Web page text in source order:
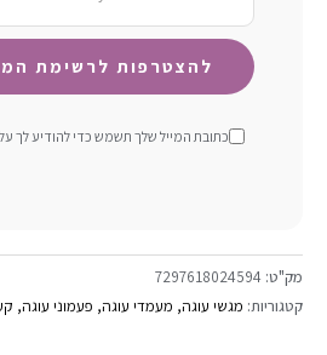
כתובת המייל שלך תשמש כדי להודיע ​​לך על
מק"ט: 7297618024594
קטגוריות: מגשי עוגה, מעמדי עוגה, פעמוני עוגה,